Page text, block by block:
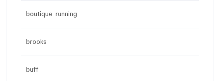
boutique running
brooks
buff